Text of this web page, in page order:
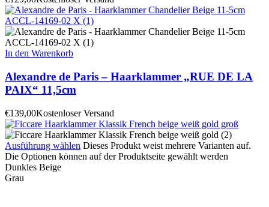
In den Warenkorb
Alexandre de Paris – Haarklammer „RUE DE LA
PAIX“ 11,5cm
€139,00Kostenloser Versand
Ausführung wählen Dieses Produkt weist mehrere Varianten auf.
Die Optionen können auf der Produktseite gewählt werden
Dunkles Beige
Grau